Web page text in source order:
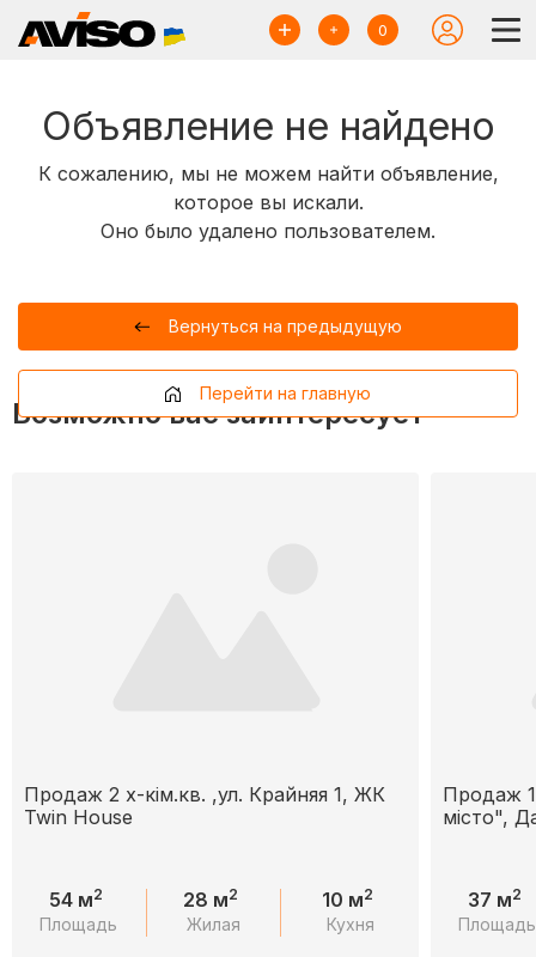
0
Объявление не найдено
К сожалению, мы не можем найти объявление,
которое вы искали.
Оно было удалено пользователем.
Вернуться на предыдущую
Перейти на главную
Возможно вас заинтересует
Продаж 2 х-кім.кв. ,ул. Крайняя 1, ЖК
Twin House
54 м2
Площадь
28 м2
Жилая
10 м2
Кухня
Продаж
місто",
37 м2
Площадь